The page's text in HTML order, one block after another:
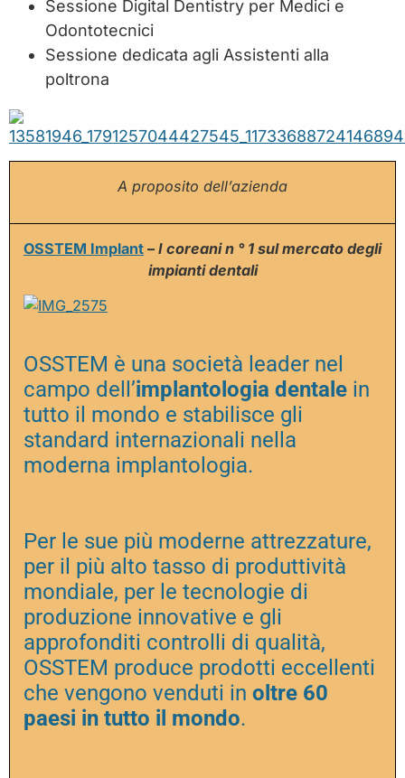
Sessione Digital Dentistry per Medici e
Odontotecnici
Sessione dedicata agli Assistenti alla
poltrona
A proposito dell’azienda
OSSTEM Implant – I coreani n ° 1 sul mercato degli
impianti dentali
OSSTEM è una società leader nel
campo dell’implantologia dentale in
tutto il mondo e stabilisce gli
standard internazionali nella
moderna implantologia.
Per le sue più moderne attrezzature,
per il più alto tasso di produttività
mondiale, per le tecnologie di
produzione innovative e gli
approfonditi controlli di qualità,
OSSTEM produce prodotti eccellenti
che vengono venduti in oltre 60
paesi in tutto il mondo.